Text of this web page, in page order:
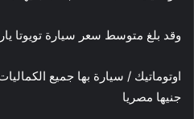
وقد بلغ متوسط سعر سيارة تويوتا ياريس
جنيها مصريا